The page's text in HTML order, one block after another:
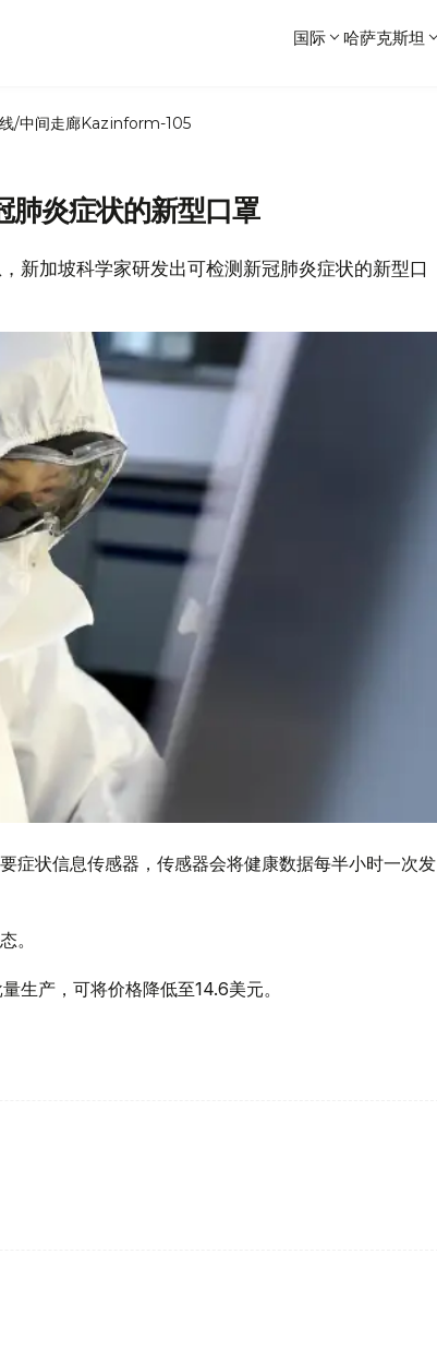
国际 哈萨克斯坦
/中间走廊Kazinform-105
肺炎症状的新型口罩
新加坡科学家研发出可检测新冠肺炎症状的新型口
症状信息传感器，传感器会将健康数据每半小时一次发
。
生产，可将价格降低至14.6美元。